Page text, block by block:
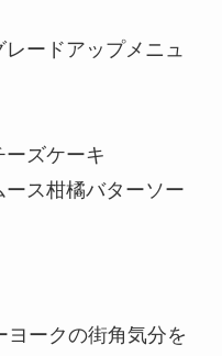
レードアップメニュ
ーズケーキ
ース柑橘バターソー
ヨークの街角気分を